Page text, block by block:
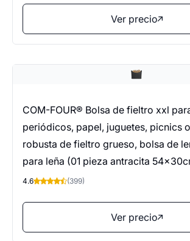
Ver precio
COM-FOUR® Bolsa de fieltro xxl
periódicos, papel, juguetes, picnics
robusta de fieltro grueso, bolsa de
para leña (01 pieza antracita
4.6 (399)
Ver precio